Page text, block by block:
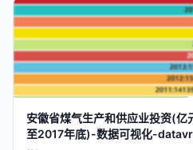
安徽省煤气生产和供应业投资(亿
至2017年底)-数据可视化-